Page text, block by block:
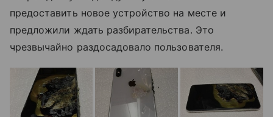
предоставить новое устройство на месте и
предложили ждать разбирательства. Это
чрезвычайно раздосадовало пользователя.